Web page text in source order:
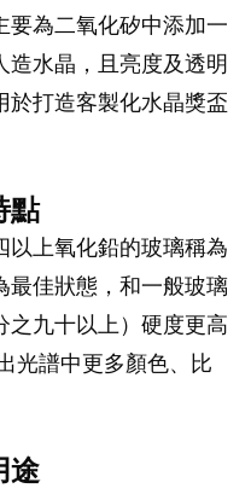
要為二氧化矽中添加一
造水晶，且亮度及透明
於打造客製化水晶獎盃
點
以上氧化鉛的玻璃稱為
最佳狀態，和一般玻璃
之九十以上）硬度更高
光譜中更多顏色、比
途